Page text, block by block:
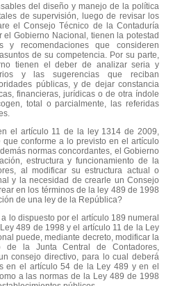
del diseño y manejo de la política
de supervisión, luego de revisar los
el Consejo Técnico de la Contaduría
Gobierno Nacional, tienen la potestad
y recomendaciones que consideren
de su competencia. Por su parte,
tienen el deber de analizar seria y
y las sugerencias que reciban
públicas, y de dejar constancia
financieras, jurídicas o de otra índole
total o parcialmente, las referidas
el artículo 11 de la ley 1314 de 2009,
conforme a lo previsto en el artículo
normas concordantes, el Gobierno
estructura y funcionamiento de la
al modificar su estructura actual o
y la necesidad de crearle un Consejo
en los términos de la ley 489 de 1998
de una ley de la República?
lo dispuesto por el artículo 189 numeral
489 de 1998 y el artículo 11 de la Ley
puede, mediante decreto, modificar la
de la Junta Central de Contadores,
consejo directivo, para lo cual deberá
en el artículo 54 de la Ley 489 y en el
a las normas de la Ley 489 de 1998